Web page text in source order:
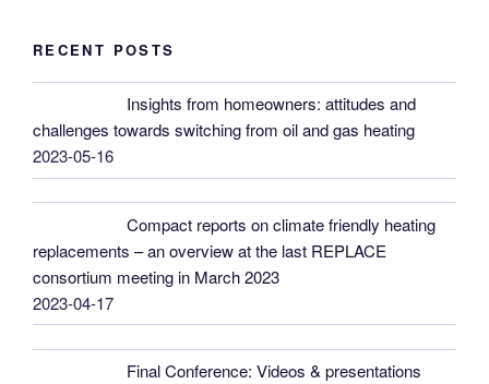
RECENT POSTS
Insights from homeowners: attitudes and
challenges towards switching from oil and gas heating
2023-05-16
Compact reports on climate friendly heating
replacements – an overview at the last REPLACE
consortium meeting in March 2023
2023-04-17
Final Conference: Videos & presentations